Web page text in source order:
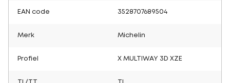
EAN code 3528707689504
Merk Michelin
Profiel X MULTIWAY 3D XZE